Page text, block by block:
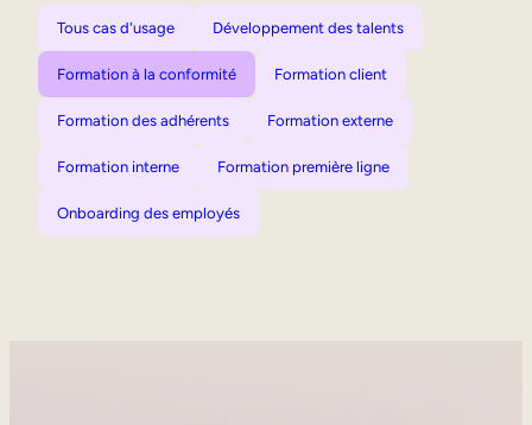
Tous cas d'usage Développement des talents
Formation à la conformité Formation client
Formation des adhérents Formation externe
Formation interne Formation première ligne
Onboarding des employés